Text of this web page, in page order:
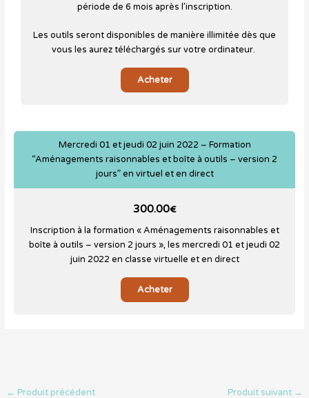
période de 6 mois après l’inscription.
Les outils seront disponibles de manière illimitée dès que
vous les aurez téléchargés sur votre ordinateur.
Acheter
Mercredi 01 et jeudi 02 juin 2022 – Formation
“Aménagements raisonnables et boîte à outils – version 2
jours” en virtuel et en direct
300.00€
Inscription à la formation « Aménagements raisonnables et
boîte à outils – version 2 jours », les mercredi 01 et jeudi 02
juin 2022 en classe virtuelle et en direct
Acheter
← Produit précédent Produit suivant →